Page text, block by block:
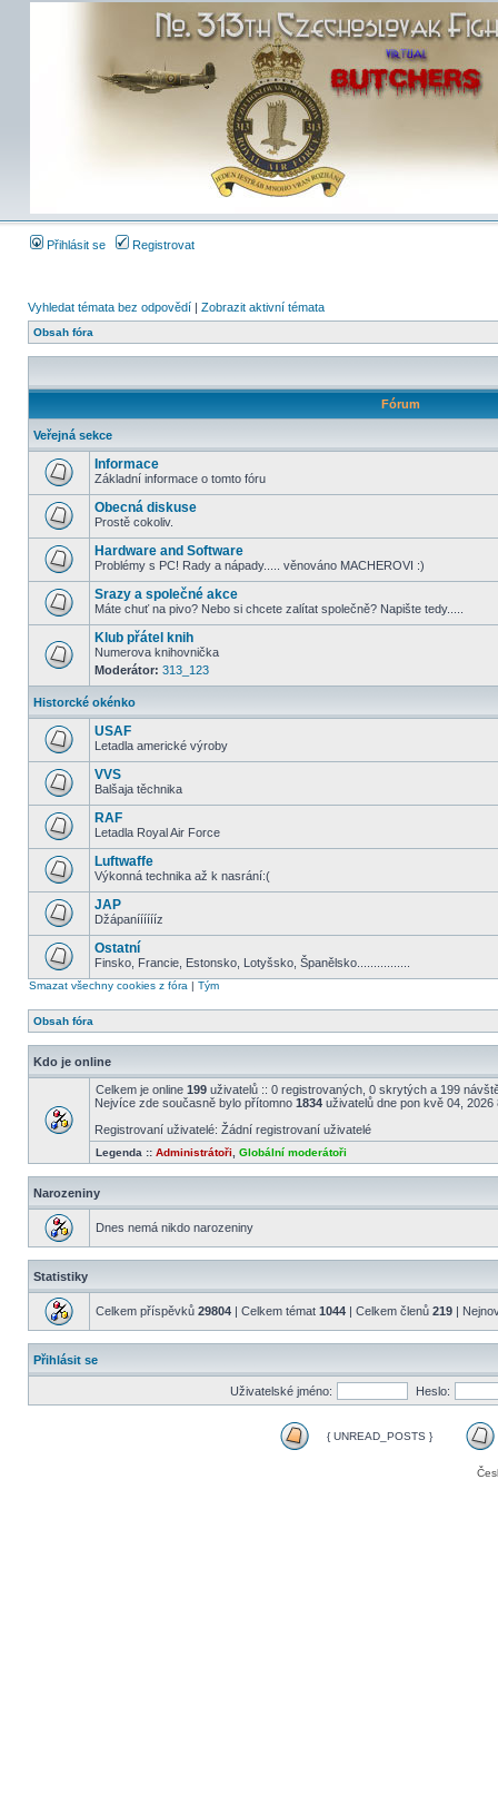
Přihlásit se Registrovat
Vyhledat témata bez odpovědí | Zobrazit aktivní témata
Obsah fóra
Fórum
Veřejná sekce
Informace
Základní informace o tomto fóru
Obecná diskuse
Prostě cokoliv.
Hardware and Software
Problémy s PC! Rady a nápady..... věnováno MACHEROVI :)
Srazy a společné akce
Máte chuť na pivo? Nebo si chcete zalítat společně? Napište tedy.....
Klub přátel knih
Numerova knihovnička
Moderátor: 313_123
Historcké okénko
USAF
Letadla americké výroby
VVS
Balšaja těchnika
RAF
Letadla Royal Air Force
Luftwaffe
Výkonná technika až k nasrání:(
JAP
Džápanííííííz
Ostatní
Finsko, Francie, Estonsko, Lotyšsko, Španělsko................
Smazat všechny cookies z fóra | Tým
Obsah fóra
Kdo je online
Celkem je online 199 uživatelů :: 0 registrovaných, 0 skrytých a 199
Nejvíce zde současně bylo přítomno 1834 uživatelů dne pon kvě 04, 2026
Registrovaní uživatelé: Žádní registrovaní uživatelé
Legenda :: Administrátoři Globální moderátoři
Narozeniny
Dnes nemá nikdo narozeniny
Statistiky
Celkem příspěvků 29804 | Celkem témat 1044 | Celkem členů 219 |
Přihlásit se
Uživatelské jméno: Heslo:
{ UNREAD_POSTS }